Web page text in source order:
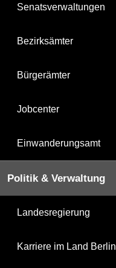
Senatsverwaltungen
Bezirksämter
Bürgerämter
Jobcenter
Einwanderungsamt
Politik & Verwaltung
Landesregierung
Karriere im Land Berlin